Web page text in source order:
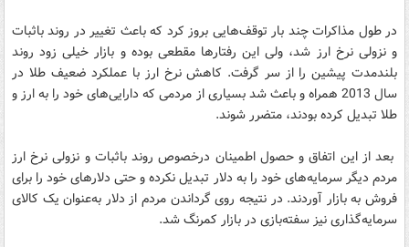
در طول مذاکرات چند بار توقف‌هایی بروز کرد که باعث تغییر در روند باثبات
و نزولی نرخ ارز شد، ولی این رفتارها مقطعی بوده و بازار خیلی زود روند
بلندمدت پیشین را از سر گرفت. کاهش نرخ ارز با عملکرد ضعیف طلا در
سال 2013 همراه و باعث شد بسیاری از مردمی که دارایی‌های خود را به ارز و
طلا تبدیل کرده بودند، متضرر شوند.
بعد از این اتفاق و حصول اطمینان درخصوص روند باثبات و نزولی نرخ ارز
مردم دیگر سرمایه‌های خود را به دلار تبدیل نکرده و حتی دلارهای خود را برای
فروش به بازار آوردند. در نتیجه روی گرداندن مردم از دلار به‌عنوان یک کالای
سرمایه‌گذاری نیز سفته‌بازی در بازار کمرنگ شد.